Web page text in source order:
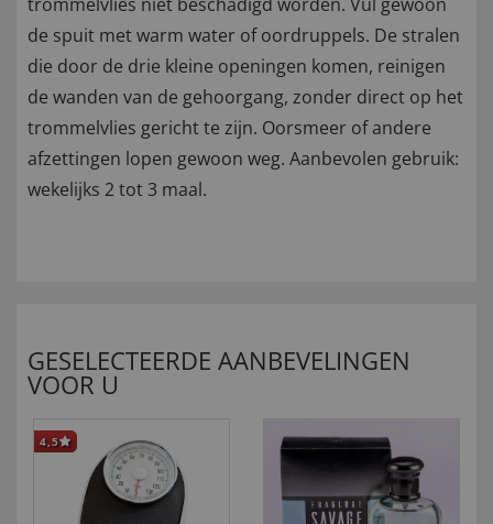
de spuit met warm water of oordruppels. De stralen
die door de drie kleine openingen komen, reinigen
de wanden van de gehoorgang, zonder direct op het
trommelvlies gericht te zijn. Oorsmeer of andere
afzettingen lopen gewoon weg. Aanbevolen gebruik:
wekelijks 2 tot 3 maal.
GESELECTEERDE AANBEVELINGEN
VOOR U
4,5